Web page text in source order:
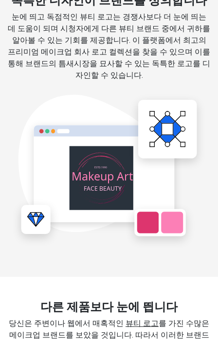
눈에 띄고 독점적인 뷰티 로고는 경쟁사보다 더 눈에 띄는
데 도움이 되며 시청자에게 다른 뷰티 브랜드 중에서 귀하를
알아볼 수 있는 기회를 제공합니다. 이 플랫폼에서 최고의
프리미엄 메이크업 회사 로고 컬렉션을 찾을 수 있으며 이를
통해 브랜드의 틈새시장을 묘사할 수 있는 독특한 로고를 디
자인할 수 있습니다.
다른 제품보다 눈에 띕니다
당신은 주변이나 웹에서 매혹적인 뷰티 로고를 가진 수많은
메이크업 브랜드를 보았을 것입니다. 따라서 이러한 브랜드